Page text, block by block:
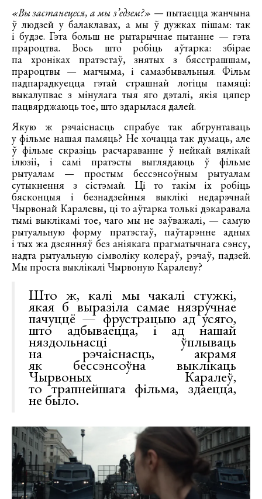
«Вы застанецеся, а мы з’едзем?» — пытаецца жанчына
ў людзей у балаклавах, а мы ў дужках пішам: так
і будзе. Гэта больш не рытарычнае пытанне — гэта
прароцтва. Вось што робіць аўтарка: збірае
па хроніках пратэстаў, знятых з бясстрашшам,
прароцтвы — магчыма, і самазбывальныя. Фільм
падпарадкуецца гэтай страшнай логіцы памяці:
выкалупвае з мінулага тыя яго дэталі, якія цяпер
пацвярджаюць тое, што здарылася далей.
Якую ж рэчаіснасць спрабуе так абгрунтаваць
у фільме нашая памяць? Не хочацца так думаць, але
ў фільме скразіць расчараванне ў нейкай вялікай
ілюзіі, і самі пратэсты выглядаюць ў фільме
рытуалам — простым бессэнсоўным рытуалам
сутыкнення з сістэмай. Ці то такім іх робіць
бясконцыя і безнадзейныя выклікі недарэчнай
Чырвонай Каралевы, ці то аўтарка толькі дэкаравала
тымі выклікамі тое, чаго мы не заўважалі, — самую
рытуальную форму пратэстаў, паўтарэнне адных
і тых жа дзеянняў без аніякага прагматычнага сэнсу,
надта рытуальную сімволіку колераў, рэчаў, падзей.
Мы проста выклікалі Чырвоную Каралеву?
Што ж, калі мы чакалі стужкі,
якая б выразіла самае нязручнае
пачуццё — фрустрацыю ад усяго,
што адбываецца, і ад нашай
няздольнасці ўплываць
на рэчаіснасць, акрамя
як бессэнсоўна выклікаць
Чырвоных Каралеў,
то трапнейшага фільма, здаецца,
не было.